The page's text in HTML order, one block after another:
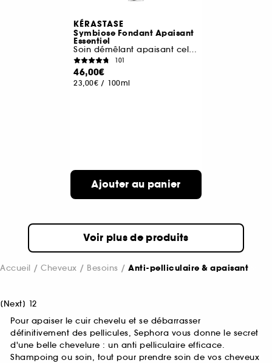
KÉRASTASE
Symbiose Fondant Apaisant
Essentiel
Soin démêlant apaisant cellulaire
101
46,00€
23,00€ / 100ml
Ajouter au panier
Voir plus de produits
Accueil Cheveux Besoins Anti-pelliculaire & apaisant
[Next] 12
Pour apaiser le cuir chevelu et se débarrasser
définitivement des pellicules, Sephora vous donne le secret
d'une belle chevelure : un anti pelliculaire efficace.
Shampoing ou soin, tout pour prendre soin de vos cheveux